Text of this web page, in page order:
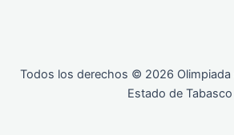
Todos los derechos © 2026 Olimpiada
Estado de Tabasco